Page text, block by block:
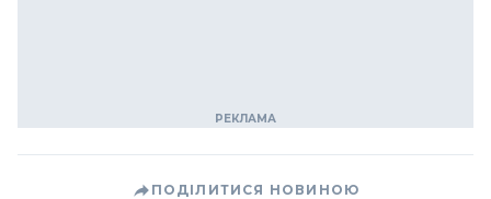
ПОДІЛИТИСЯ НОВИНОЮ